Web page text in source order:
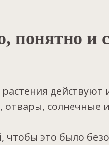
понятно и
действуют
отвары, солнечные
чтобы это было